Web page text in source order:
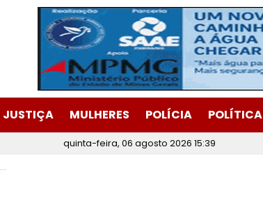
JUSTIÇA MULHERES POLÍCIA POLÍTICA
quinta-feira, 06 agosto 2026 15:39